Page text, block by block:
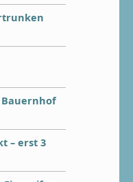
Bauernhof
– erst 3